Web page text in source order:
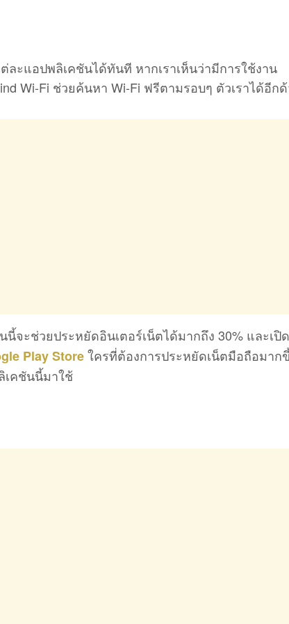
ะแอปพลิเคชันได้ทันที หากเราเห็นว่ามีการใช้งาน
Wi-Fi ช่วยค้นหา Wi-Fi ฟรีตามรอบๆ ตัวเราได้อีก
จะช่วยประหยัดอินเตอร์เน็ตได้มากถึง 30% และเปิ
Play Storeใครที่ต้องการประหยัดเน็ตมือถือมาก
เคชันนี้มาใช้